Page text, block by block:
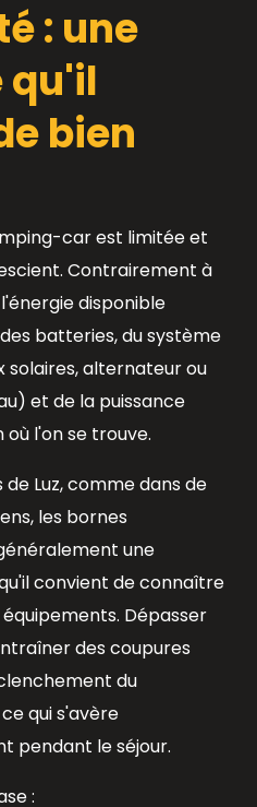
: une
qu'il
bien
car est limitée et
Contrairement à
disponible
batteries, du système
alternateur ou
et de la puissance
l'on se trouve.
Luz, comme dans de
les bornes
une
convient de connaître
Dépasser
des coupures
du
qui s'avère
pendant le séjour.
: